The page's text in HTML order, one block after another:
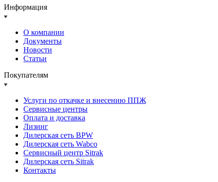
Информация
О компании
Документы
Новости
Статьи
Покупателям
Услуги по откачке и внесению ППЖ
Сервисные центры
Оплата и доставка
Лизинг
Дилерская сеть BPW
Дилерская сеть Wabco
Сервисный центр Sitrak
Дилерская сеть Sitrak
Контакты